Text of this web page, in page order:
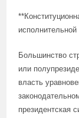
исполнительной
Большинство
или
власть
президентская